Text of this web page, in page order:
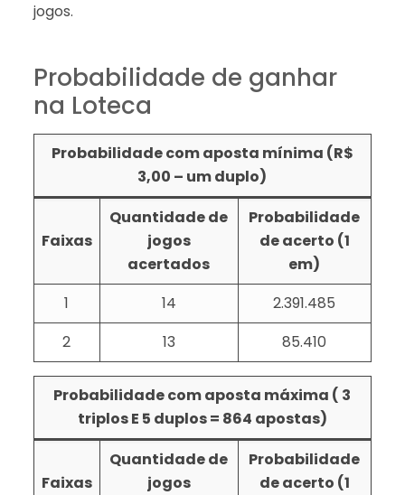
jogos.
Probabilidade de ganhar
na Loteca
Probabilidade com aposta mínima (R$
3,00 – um duplo)
Faixas
Quantidade de
jogos
acertados
Probabilidade
de acerto (1
em)
1
14
2.391.485
2
13 85.410
Probabilidade com aposta máxima ( 3
triplos E 5 duplos = 864 apostas)
Faixas
Quantidade de
jogos
Probabilidade
de acerto (1